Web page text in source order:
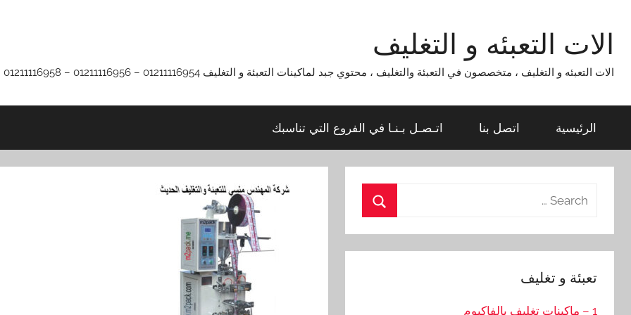
contentالات التعبئه و التغليف
الات التعبئه و التغليف ، متخصصون في التعبئة والتغليف ، محتوي جبد لماكينات التعبئة و التغليف 01211116954 – 01211116956 – 01211116958
الرئيسية اتصل بنا اتـصـل بـنـا في الفروع التي تناسبك
Search
تعبئة و تغليف
1 – ماكينات تغليف بالفاكيوم